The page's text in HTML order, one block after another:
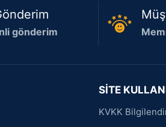
gönderim
SİTE
KVKK